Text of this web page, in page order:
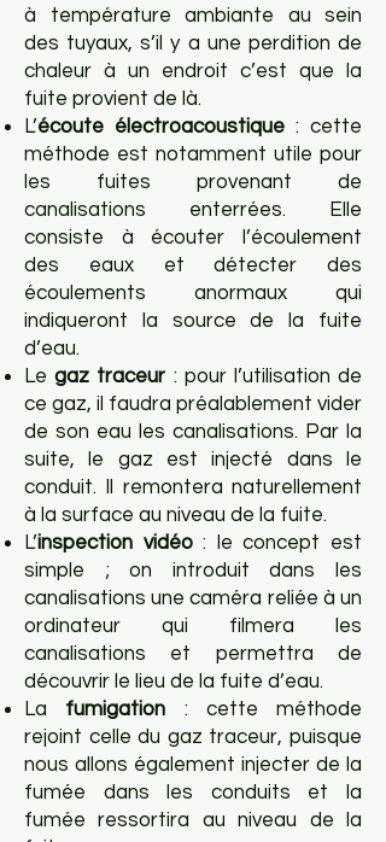
à température ambiante au sein
des tuyaux, s’il y a une perdition de
chaleur à un endroit c’est que la
fuite provient de là.
L’écoute électroacoustique : cette
méthode est notamment utile pour
les fuites provenant de
canalisations enterrées. Elle
consiste à écouter l’écoulement
des eaux et détecter des
écoulements anormaux qui
indiqueront la source de la fuite
d’eau.
Legaz traceur : pour l’utilisation de
ce gaz, il faudra préalablement vider
de son eau les canalisations. Par la
suite, le gaz est injecté dans le
conduit. Il remontera naturellement
à la surface au niveau de la fuite.
L’inspection vidéo: le concept est
simple ; on introduit dans les
canalisations une caméra reliée à un
ordinateur qui filmera les
canalisations et permettra de
découvrir le lieu de la fuite d’eau.
La fumigation : cette méthode
rejoint celle du gaz traceur, puisque
nous allons également injecter de la
fumée dans les conduits et la
fumée ressortira au niveau de la